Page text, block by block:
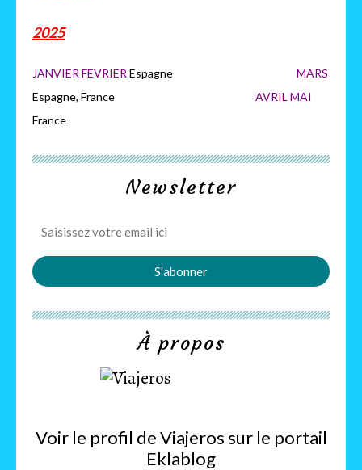
Newsletter
À propos
Voir le profil deViajerossur le portail
Eklablog
2025
JANVIER FEVRIER Espagne MARS
Espagne, France AVRIL MAI
France